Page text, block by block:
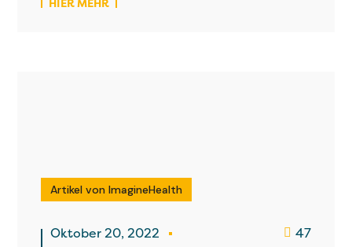
Artikel von ImagineHealth
Oktober 20, 2022
47